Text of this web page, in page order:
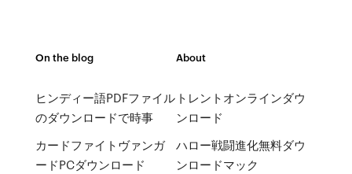
On the blog
ヒンディー語PDFファイル
のダウンロードで時事
カードファイトヴァンガ
ードPCダウンロード
About
トレントオンラインダウ
ンロード
ハロー戦闘進化無料ダウ
ンロードマック